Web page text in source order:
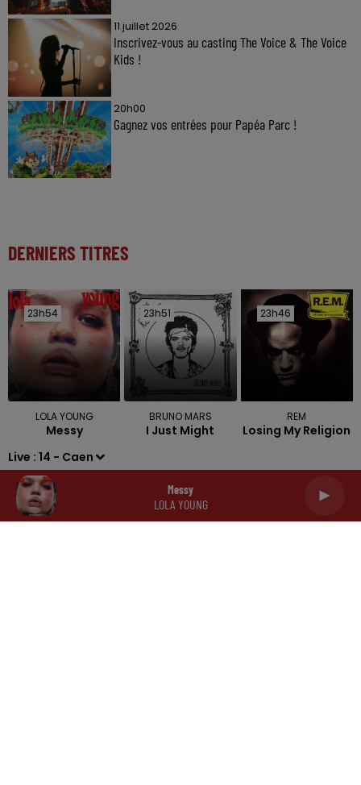
Live : 14 - Caen
Messy
LOLA YOUNG
11 juillet 2026
Inscrivez-vous au casting The Voice & The Voice
Kids !
20h00
Gagnez vos entrées pour Papéa Parc !
DERNIERS TITRES
23h54
23h54
LOLA YOUNG
Messy
23h51
23h51
BRUNO MARS
I Just Might
23h46
23h46
REM
Losing My Religion